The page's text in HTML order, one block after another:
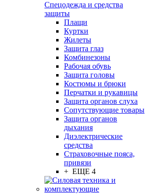
Спецодежда и средства
защиты
Плащи
Куртки
Жилеты
Защита глаз
Комбинезоны
Рабочая обувь
Защита головы
Костюмы и брюки
Перчатки и рукавицы
Защита органов слуха
Сопутствующие товары
Защита органов
дыхания
Диэлектрические
средства
Страховочные пояса,
привязи
+ ЕЩЕ 4